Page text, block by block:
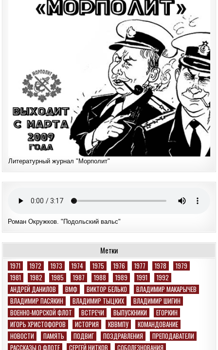
Литературный журнал "Морполит"
Роман Окружков. "Подольский вальс"
Метки
1971 1972 1973 1974 1975 1976 1977 1978
1979
1981
1982 1985 1987 1988 1989 1991
1992
АНДРЕЙ ДАНИЛОВ
ВМФ ВИКТОР БЕЛЬКО
ВЛАДИМИР МАКАРЫЧЕВ
ВЛАДИМИР ПАСЯКИН
ВЛАДИМИР ТЫЦКИХ
ВЛАДИМИР ШИГИН
ВОЕННО-МОРСКОЙ ФЛОТ
ВСТРЕЧИ ВЫПУСКНИКИ
ЕГОРКИН
ИГОРЬ ХРИСТОФОРОВ
ИСТОРИЯ КВВМПУ
КОМАНДОВАНИЕ
НОВОСТИ
ПАМЯТЬ ПОДВИГ ПОЗДРАВЛЕНИЯ
ПРЕПОДАВАТЕЛИ
РАССКАЗЫ О ФЛОТЕ
СЕРГЕЙ НИТКОВ СОБОЛЕЗНОВАНИЯ